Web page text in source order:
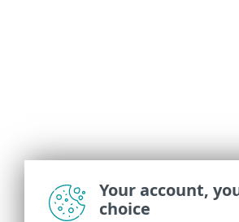
Your account,
choice